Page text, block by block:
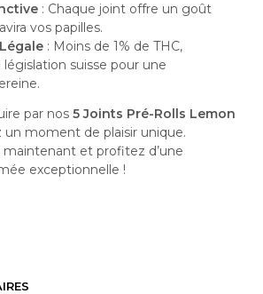
: Chaque joint offre un goût
vos papilles.
: Moins de 1% de THC,
suisse pour une
par nos 5 Joints Pré-Rolls Lemon
un moment de plaisir unique.
et profitez d’une
exceptionnelle !